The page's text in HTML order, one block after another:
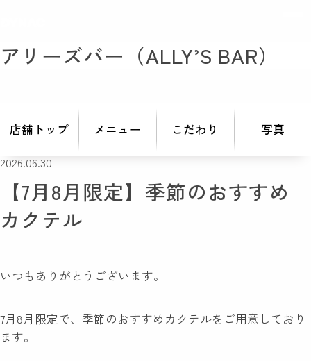
アリーズバー（ALLY’S BAR）
店舗トップ メニュー こだわり
写真
2026.06.30
【7月8月限定】季節のおすすめ
カクテル
いつもありがとうございます。
7月8月限定で、季節のおすすめカクテルをご用意しており
ます。